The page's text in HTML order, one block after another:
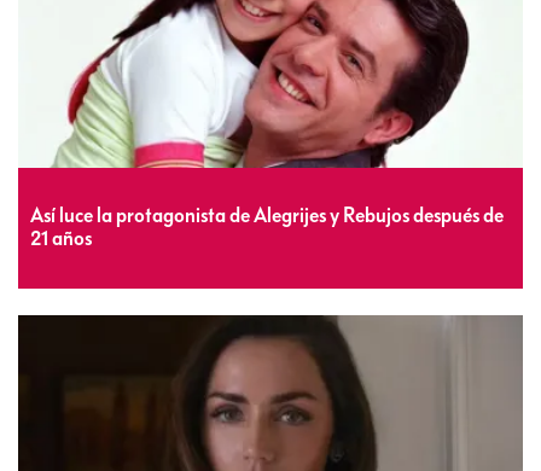
Así luce la protagonista de Alegrijes y Rebujos después de
21 años